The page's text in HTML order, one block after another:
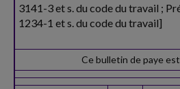
3141-3 et s. du code du travail ;
1234-1 et s. du code du travail]
Ce bulletin de paye